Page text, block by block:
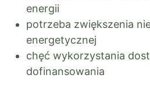
energii
potrzeba zwiększenia
energetycznej
chęć wykorzystania
dofinansowania